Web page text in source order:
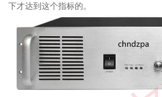
下才达到这个指标的。